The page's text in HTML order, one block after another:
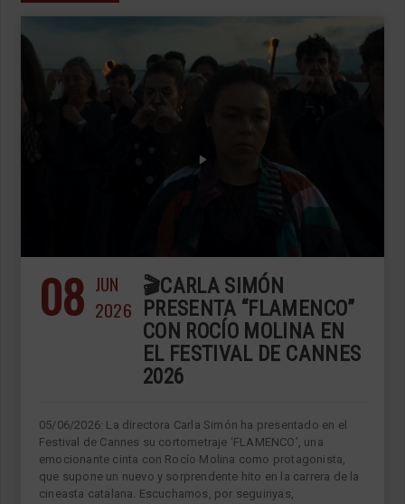
08 JUN
2026
🎬CARLA SIMÓN
PRESENTA “FLAMENCO”
CON ROCÍO MOLINA EN
EL FESTIVAL DE CANNES
2026
05/06/2026: La directora Carla Simón ha presentado en el
Festival de Cannes su cortometraje ‘FLAMENCO’, una
emocionante cinta con Rocío Molina como protagonista,
que supone un nuevo y sorprendente hito en la carrera de la
cineasta catalana. Escuchamos, por seguiriyas,